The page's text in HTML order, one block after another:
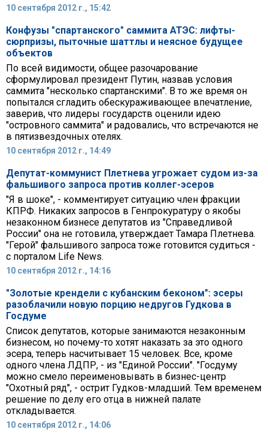
10 сентября 2012 г., 15:42
Конфузы "спартанского" саммита АТЭС: лифты-
сюрпризы, пыточные шаттлы и неясное будущее
объектов
По всей видимости, общее разочарование
сформулировал президент Путин, назвав условия
саммита "несколько спартанскими". В то же время он
попытался сгладить обескураживающее впечатление,
заверив, что лидеры государств оценили идею
"островного саммита" и радовались, что встречаются не
в пятизвездочных отелях.
10 сентября 2012 г., 14:49
Депутат-коммунист Плетнева угрожает судом из-за
фальшивого запроса против коллег-эсеров
"Я в шоке", - комментирует ситуацию член фракции
КПРФ. Никаких запросов в Генпрокуратуру о якобы
незаконном бизнесе депутатов из "Справедливой
России" она не готовила, утверждает Тамара Плетнева.
"Герой" фальшивого запроса тоже готовится судиться -
с порталом Life News.
10 сентября 2012 г., 14:16
"Золотые крендели с кубанским беконом": эсеры
разоблачили новую порцию недругов Гудкова в
Госдуме
Список депутатов, которые занимаются незаконным
бизнесом, но почему-то хотят наказать за это одного
эсера, теперь насчитывает 15 человек. Все, кроме
одного члена ЛДПР, - из "Единой России". "Госдуму
можно смело переименовывать в бизнес-центр
"Охотный ряд", - острит Гудков-младший. Тем временем
решение по делу его отца в нижней палате
откладывается.
10 сентября 2012 г., 14:06